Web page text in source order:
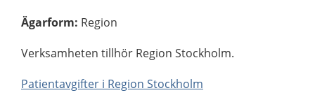
Ägarform: Region
Verksamheten tillhör Region Stockholm.
Patientavgifter i Region Stockholm